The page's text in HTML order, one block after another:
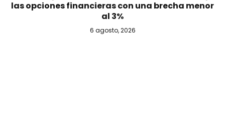
las opciones financieras con una brecha menor
al 3%
6 agosto, 2026